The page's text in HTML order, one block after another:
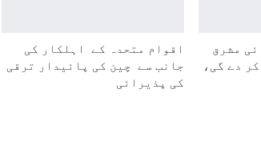
مشرق
دے گی،
اقوام متحدہ کے اہلکار کی
جانب سے چین کی پائیدار ترقی
کی پذیرائی